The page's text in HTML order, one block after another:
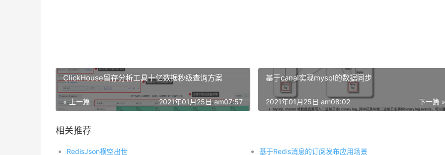
ClickHouse留存分析工具十亿数据秒级查询方案
« 上一篇 2021年01月25日 am07:57
基于canal实现mysql的数据同步
下一篇 »
2021年01月25日 am08:02
相关推荐
RedisJson横空出世 基于Redis消息的订阅发布应用场景